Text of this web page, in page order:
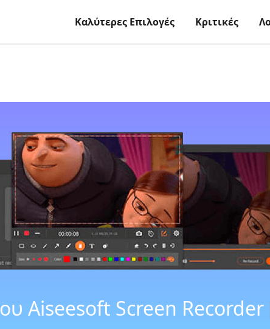
Καλύτερες Επιλογές Κριτικές
Aiseesoft Screen Recorder